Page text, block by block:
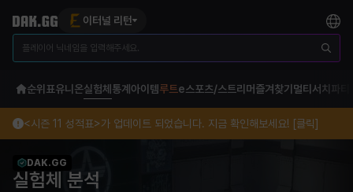
이터널 리턴
순위표유니온실험체 통계 아이템루트e스포츠/스트리머 즐겨찾기 멀티서치 파티
<시즌 11 성적표>가 업데이트 되었습니다. 지금 확인해보세요! [클릭]
DAK.GG
실험체 분석